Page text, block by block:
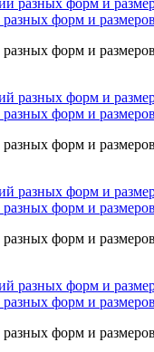
форм и
форм и
форм и
форм и
форм и
форм и
форм и
форм и